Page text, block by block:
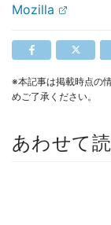
Mozilla
※本記事は掲載時点の
めご了承ください。
あわせて